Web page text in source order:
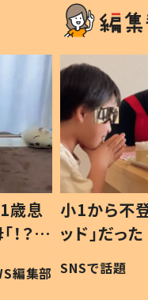
歳息
？」
編集部
小1から不
ッド」だっ
作り続け
#令和の子
SNSで話題